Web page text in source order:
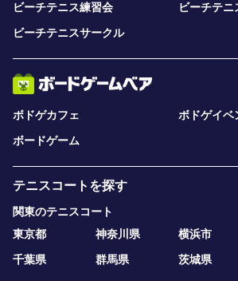
ビーチテニス練習会
ビーチテニ
ビーチテニスサークル
ボドゲカフェ
ボドゲイベ
ボードゲーム
テニスコートを探す
関東のテニスコート
東京都
神奈川県 横浜市
千葉県
群馬県 茨城県